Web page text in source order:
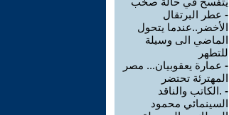
- عطر البرتقال
الأخضر..عندما يتحول
الماضي الى وسيلة
للتطهر
- عمارة يعقوبيان... مصر
المهترئة تحتضر
- .الكاتب والناقد
السينمائي محمود